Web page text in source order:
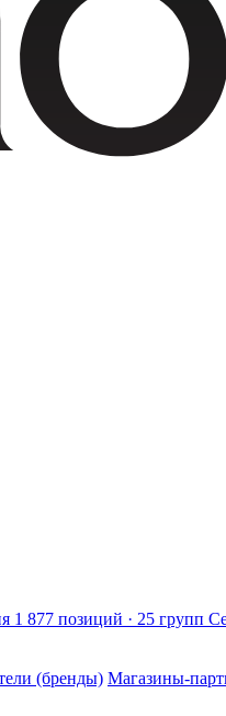
1 877 позиций · 25 групп
(бренды) Магазины-